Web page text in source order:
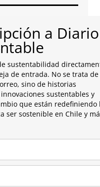
a Diario
sustentabilidad
de entrada. No se trata de
sino de historias
sustentables y
que están redefiniendo
ser sostenible en Chile y